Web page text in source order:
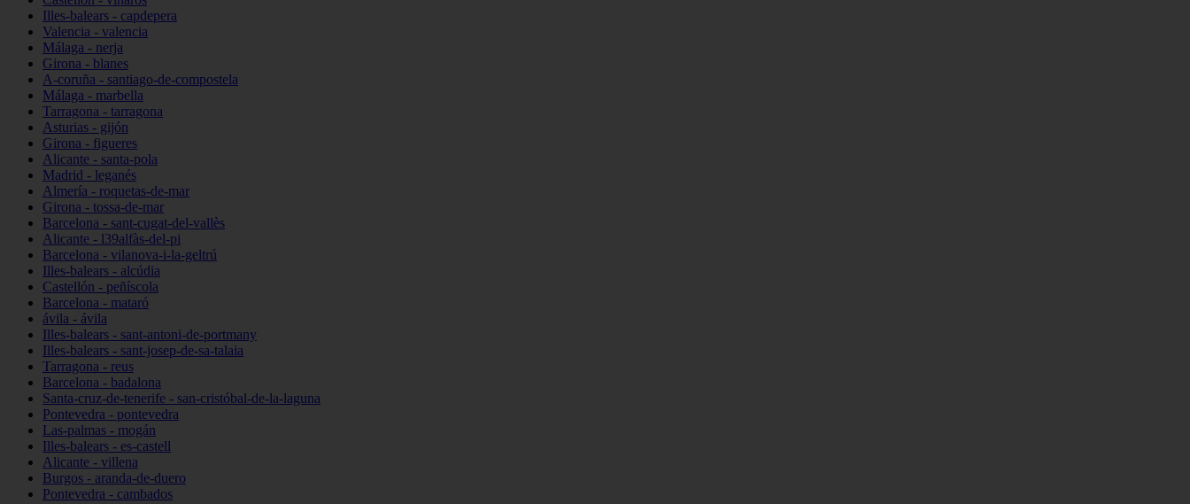
Illes-balears - capdepera
Valencia - valencia
Málaga - nerja
Girona - blanes
A-coruña - santiago-de-compostela
Málaga - marbella
Tarragona - tarragona
Asturias - gijón
Girona - figueres
Alicante - santa-pola
Madrid - leganés
Almería - roquetas-de-mar
Girona - tossa-de-mar
Barcelona - sant-cugat-del-vallès
Alicante - l39alfàs-del-pi
Barcelona - vilanova-i-la-geltrú
Illes-balears - alcúdia
Castellón - peñíscola
Barcelona - mataró
ávila - ávila
Illes-balears - sant-antoni-de-portmany
Illes-balears - sant-josep-de-sa-talaia
Tarragona - reus
Barcelona - badalona
Santa-cruz-de-tenerife - san-cristóbal-de-la-laguna
Pontevedra - pontevedra
Las-palmas - mogán
Illes-balears - es-castell
Alicante - villena
Burgos - aranda-de-duero
Pontevedra - cambados